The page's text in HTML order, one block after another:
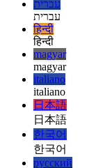
español
español
français
français
עברית
עברית
हिन्दी
हिन्दी
magyar
magyar
italiano
italiano
日本語